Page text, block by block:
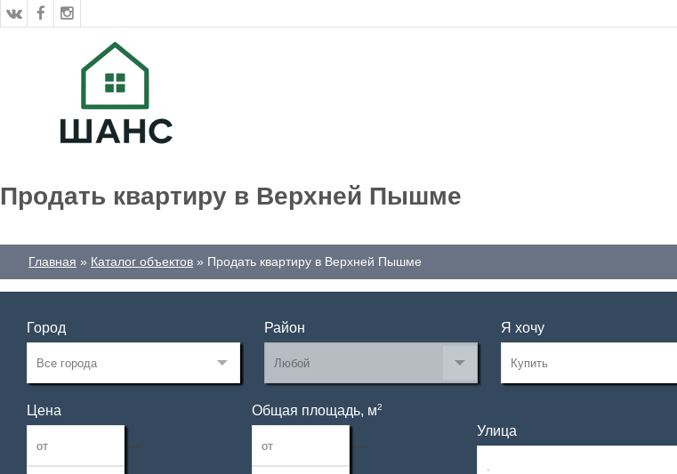
Продать квартиру в Верхней Пышме
Главная Каталог объектов Продать квартиру в Верхней Пышме
Город Район Я хочу
Цена
—
Общая площадь, м2
—
Улица